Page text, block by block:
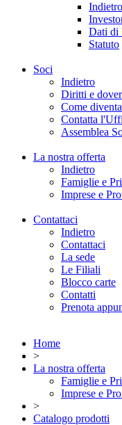
Indietro
Dati di
Statuto
Soci
Indietro
Diritti e
Come
Contatta
Assemblea
La nostra offerta
Indietro
Famiglie e
Imprese e
Contattaci
Indietro
Contattaci
La sede
Le Filiali
Blocco carte
Contatti
Prenota
Home
>
La nostra offerta
Famiglie e
Imprese e
>
Catalogo prodotti